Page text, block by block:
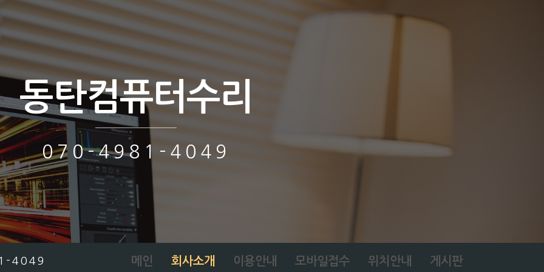
동탄컴퓨터수리
070-4981-4049
4049 메인 회사소개 이용안내 모바일접수 위치안내 게시판